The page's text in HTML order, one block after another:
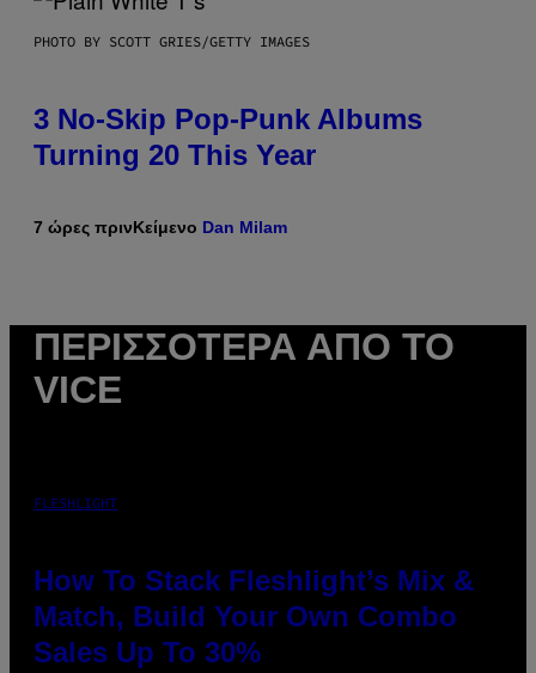
PHOTO BY SCOTT GRIES/GETTY IMAGES
3 No-Skip Pop-Punk Albums
Turning 20 This Year
7 ώρες πρινΚείμενο Dan Milam
ΠΕΡΙΣΣΌΤΕΡΑ ΑΠΌ ΤΟ
VICE
FLESHLIGHT
How To Stack Fleshlight’s Mix &
Match, Build Your Own Combo
Sales Up To 30%